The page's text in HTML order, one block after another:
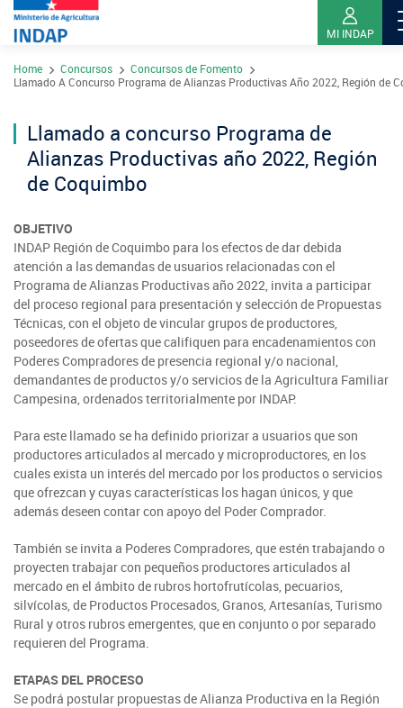
MI INDAP
Sobre INDAP
¿Qué es INDAP?
Sea usuario INDAP
Consultores de Riego
Registro nacional SIRSD-S
Nómina consultores de Riego
Registro Ley 19.862
Indicadores de Gestión
Trabaje en INDAP
Programa Desarrollo Territorial Indígena
Sustentabilidad de los suelos SIRSD-S
Programa Desarrollo Inversiones - PDI
Programa desarrollo local - Prodesal
Servicio de Asesoría Técnica - SAT
Programa de Alianzas Productivas
Crédito Corto Plazo
Ver todos los Programas
Acciones INDAP
Sello Manos Campesinas
Mercado Campesinos
Expomundorural
Turismo Rural
SIPAN
Sitios Regionales
Arica y Parinacota
Tarapacá
Antofagasta
Atacama
Coquimbo
Metropolitana
O'Higgins
Maule
Ñuble
Biobío
Araucanía
Los Ríos
Los Lagos
Aysén
Magallanes
Noticias
Videos
Podcast
Fotografías
Seminarios
Biblioteca
Contacto de Prensa
Suscríbase a nuestras noticias
Videos
Podcast
Fotografía
Nuestras Redes sociales
INDAP Agustinas 1465, Santiago de Chile
Teléfono:+56 2 2303 8000
Home Concursos
Concursos de Fomento
Llamado A Concurso Programa de Alianzas Productivas Año 2022, Región de
Llamado a concurso Programa de
Alianzas Productivas año 2022, Región
de Coquimbo
OBJETIVO
INDAP Región de Coquimbo para los efectos de dar debida
atención a las demandas de usuarios relacionadas con el
Programa de Alianzas Productivas año 2022, invita a participar
del proceso regional para presentación y selección de Propuestas
Técnicas, con el objeto de vincular grupos de productores,
poseedores de ofertas que califiquen para encadenamientos con
Poderes Compradores de presencia regional y/o nacional,
demandantes de productos y/o servicios de la Agricultura Familiar
Campesina, ordenados territorialmente por INDAP.
Para este llamado se ha definido priorizar a usuarios que son
productores articulados al mercado y microproductores, en los
cuales exista un interés del mercado por los productos o servicios
que ofrezcan y cuyas características los hagan únicos, y que
además deseen contar con apoyo del Poder Comprador.
También se invita a Poderes Compradores, que estén trabajando o
proyecten trabajar con pequeños productores articulados al
mercado en el ámbito de rubros hortofrutícolas, pecuarios,
silvícolas, de Productos Procesados, Granos, Artesanías, Turismo
Rural y otros rubros emergentes, que en conjunto o por separado
requieren del Programa.
ETAPAS DEL PROCESO
Se podrá postular propuestas de Alianza Productiva en la Región